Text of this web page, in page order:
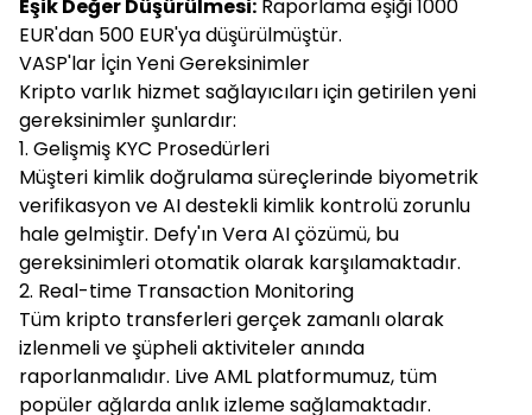
Eşik Değer Düşürülmesi: Raporlama eşiği 1000
EUR'dan 500 EUR'ya düşürülmüştür.
VASP'lar İçin Yeni Gereksinimler
Kripto varlık hizmet sağlayıcıları için getirilen yeni
gereksinimler şunlardır:
1. Gelişmiş KYC Prosedürleri
Müşteri kimlik doğrulama süreçlerinde biyometrik
verifikasyon ve AI destekli kimlik kontrolü zorunlu
hale gelmiştir. Defy'ın Vera AI çözümü, bu
gereksinimleri otomatik olarak karşılamaktadır.
2. Real-time Transaction Monitoring
Tüm kripto transferleri gerçek zamanlı olarak
izlenmeli ve şüpheli aktiviteler anında
raporlanmalıdır. Live AML platformumuz, tüm
popüler ağlarda anlık izleme sağlamaktadır.